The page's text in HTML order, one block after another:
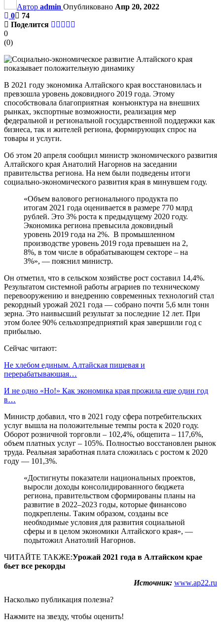
Автор admin Опубликовано Апр 20, 2022
0
74
Поделится
0
(0)
В 2021 году экономика Алтайского края восстановилась и
превзошла уровень доковидного 2019 года. Этому
способствовала благоприятная конъюнктура на внешних
рынках, экспортные возможности, реализация мер
федеральной и региональной государственной поддержки как
бизнеса, так и жителей региона, формирующих спрос на
товары и услуги.
Об этом 20 апреля сообщил министр экономического развития
Алтайского края Анатолий Нагорнов на заседании
правительства региона. На нем были подведены итоги
социально-экономического развития края в минувшем году.
«Объем валового регионального продукта по
итогам 2021 года оценивается в размере 770 млрд
рублей. Это 3% роста к предыдущему 2020 году.
Экономика региона превысила доковидный
уровень 2019 года на 2%. В промышленном
производстве уровень 2019 года превышен на 2,
8%, в том числе в обрабатывающем секторе – на
3%», — пояснил министр.
Он отметил, что в сельском хозяйстве рост составил 14,4%.
Результатом системной работы аграриев по техническому
перевооружению и внедрению современных технологий стал
рекордный урожай 2021 года — собрано почти 5,6 млн тонн
зерна. Это наивысший результат за последние 12 лет. При
этом более 90% сельхозпредприятий края завершили год с
прибылью.
Сейчас читают:
Не хлебом единым. Алтайская пищевая и
перерабатывающая…
И не одно «Но!» Как экономика края прожила еще один год
в…
Министр добавил, что в 2021 году сфера потребительских
услуг вышла на положительные темпы роста к 2020 году.
Оборот розничной торговли – 102,4%, общепита – 117,6%,
объем платных услуг – 105%. Полностью восстановлен рынок
труда. Реальная заработная плата сложилась с ростом к 2020
году — 101,3%.
«Достигнуты показатели национальных проектов,
выросли доходы консолидированного бюджета
региона, правительством сформированы планы на
развитие в 2022–2023 годы, которые финансово
подкреплены. Таким образом, созданы все
необходимые условия для развития социальной
сферы и в целом экономики Алтайского края», —
подытожил Анатолий Нагорнов.
ЧИТАЙТЕ ТАКЖЕ:Урожай 2021 года в Алтайском крае
бьет все рекорды
Источник: www.ap22.ru
Насколько публикация полезна?
Нажмите на звезду, чтобы оценить!